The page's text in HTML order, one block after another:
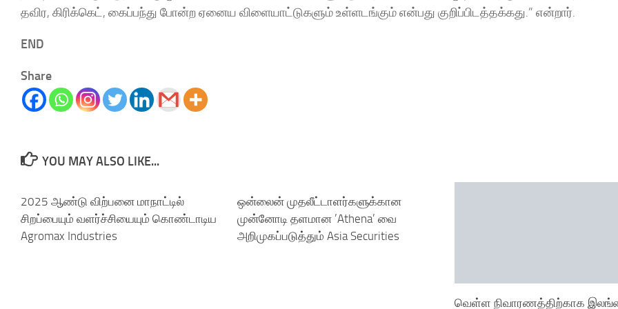
தவிர, கிரிக்கெட், கைப்பந்து போன்ற ஏனைய விளையாட்டுகளும் உள்ளடங்கும் என்பது குறிப்பிடத்தக்கது.” என்றார்.
END
Share
YOU MAY ALSO LIKE...
2025 ஆண்டு விற்பனை மாநாட்டில்
சிறப்பையும் வளர்ச்சியையும் கொண்டாடிய
Agromax Industries
ஒன்லைன் முதலீட்டாளர்களுக்கான
முன்னோடி தளமான ’Athena’ வை
அறிமுகப்படுத்தும் Asia Securities
வெள்ள நிவாரணத்திற்காக